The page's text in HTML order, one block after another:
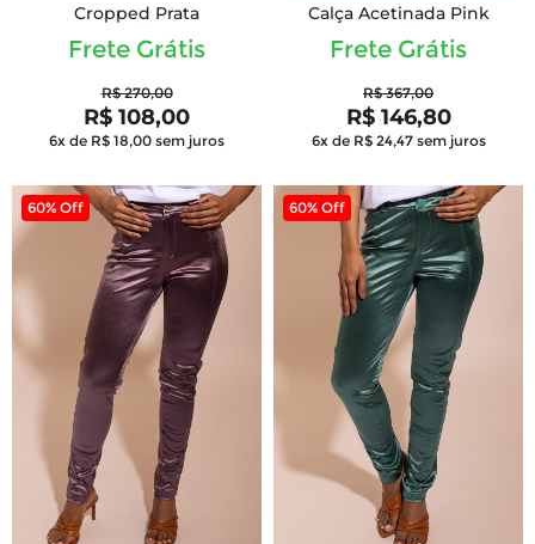
Cropped Prata
Frete Grátis
R$ 270,00
R$ 108,00
6x de R$ 18,00 sem juros
Calça Acetinada Pink
Frete Grátis
R$ 367,00
R$ 146,80
6x de R$ 24,47 sem juros
60% Off 60% Off